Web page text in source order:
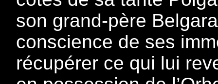
son grand-père
conscience de ses
récupérer ce qui lui